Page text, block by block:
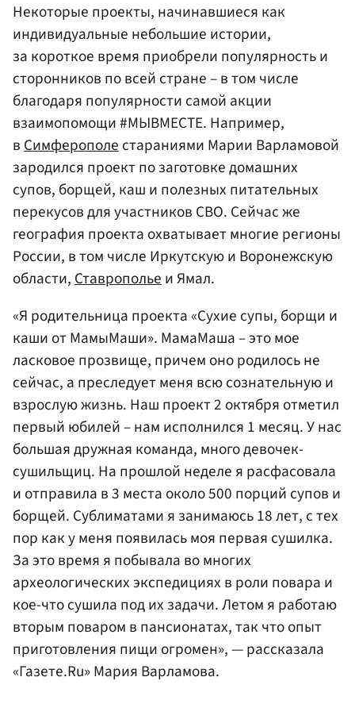
Некоторые проекты, начинавшиеся как
индивидуальные небольшие истории,
за короткое время приобрели популярность и
сторонников по всей стране – в том числе
благодаря популярности самой акции
взаимопомощи #МЫВМЕСТЕ. Например,
вСимферополестараниями Марии Варламовой
зародился проект по заготовке домашних
супов, борщей, каш и полезных питательных
перекусов для участников СВО. Сейчас же
география проекта охватывает многие регионы
России, в том числе Иркутскую и Воронежскую
области,Ставропольеи Ямал.
«Я родительница проекта «Сухие супы, борщи и
каши от МамыМаши». МамаМаша – это мое
ласковое прозвище, причем оно родилось не
сейчас, а преследует меня всю сознательную и
взрослую жизнь. Наш проект 2 октября отметил
первый юбилей – нам исполнился 1 месяц. У нас
большая дружная команда, много девочек-
сушильщиц. На прошлой неделе я расфасовала
и отправила в 3 места около 500 порций супов и
борщей. Сублиматами я занимаюсь 18 лет, с тех
пор как у меня появилась моя первая сушилка.
За это время я побывала во многих
археологических экспедициях в роли повара и
кое-что сушила под их задачи. Летом я работаю
вторым поваром в пансионатах, так что опыт
приготовления пищи огромен», — рассказала
«Газете.Ru» Мария Варламова.